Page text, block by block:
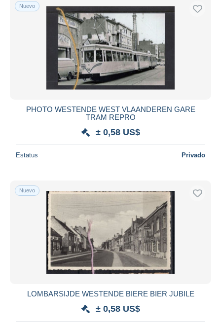
Nuevo
PHOTO WESTENDE WEST VLAANDEREN GARE
TRAM REPRO
± 0,58 US$
Estatus Privado
Nuevo
LOMBARSIJDE WESTENDE BIERE BIER JUBILE
± 0,58 US$